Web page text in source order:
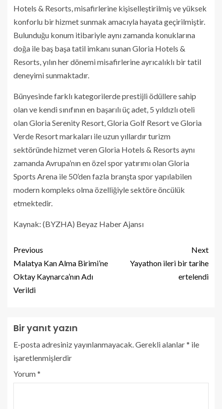
Hotels & Resorts, misafirlerine kişiselleştirilmiş ve yüksek
konforlu bir hizmet sunmak amacıyla hayata geçirilmiştir.
Bulunduğu konum itibariyle aynı zamanda konuklarına
doğa ile baş başa tatil imkanı sunan Gloria Hotels &
Resorts, yılın her dönemi misafirlerine ayrıcalıklı bir tatil
deneyimi sunmaktadır.
Bünyesinde farklı kategorilerde prestijli ödüllere sahip
olan ve kendi sınıfının en başarılı üç adet, 5 yıldızlı oteli
olan Gloria Serenity Resort, Gloria Golf Resort ve Gloria
Verde Resort markaları ile uzun yıllardır turizm
sektöründe hizmet veren Gloria Hotels & Resorts aynı
zamanda Avrupa’nın en özel spor yatırımı olan Gloria
Sports Arena ile 50’den fazla branşta spor yapılabilen
modern kompleks olma özelliğiyle sektöre öncülük
etmektedir.
Kaynak: (BYZHA) Beyaz Haber Ajansı
Previous
Malatya Kan Alma Birimi’ne
Oktay Kaynarca’nın Adı
Verildi
Next
Yayathon ileri bir tarihe
ertelendi
Bir yanıt yazın
E-posta adresiniz yayınlanmayacak. Gerekli alanlar* ile
işaretlenmişlerdir
Yorum*